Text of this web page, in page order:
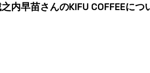
之内早苗さんのKIFU COFFEEにつ